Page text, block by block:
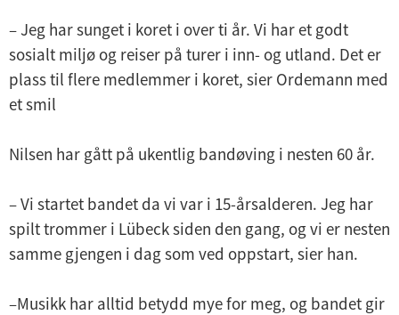
– Jeg har sunget i koret i over ti år. Vi har et godt
sosialt miljø og reiser på turer i inn- og utland. Det er
plass til flere medlemmer i koret, sier Ordemann med
et smil
Nilsen har gått på ukentlig bandøving i nesten 60 år.
– Vi startet bandet da vi var i 15-årsalderen. Jeg har
spilt trommer i Lübeck siden den gang, og vi er nesten
samme gjengen i dag som ved oppstart, sier han.
–Musikk har alltid betydd mye for meg, og bandet gir